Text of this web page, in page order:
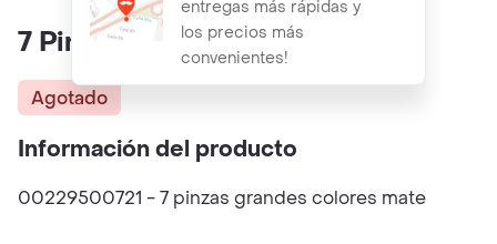
entregas más rápidas y
los precios más
convenientes!
7 Pinzas Grandes Colores Mate
Agotado
Información del producto
00229500721 - 7 pinzas grandes colores mate